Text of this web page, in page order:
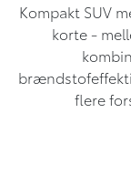
Kompakt SUV
korte -
flere